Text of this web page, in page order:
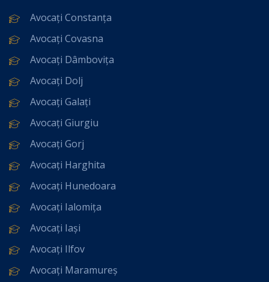
Avocați Constanța
Avocați Covasna
Avocați Dâmbovița
Avocați Dolj
Avocați Galați
Avocați Giurgiu
Avocați Gorj
Avocați Harghita
Avocați Hunedoara
Avocați Ialomița
Avocați Iași
Avocați Ilfov
Avocați Maramureș